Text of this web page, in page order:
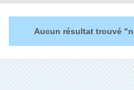
Aucun résultat trouvé